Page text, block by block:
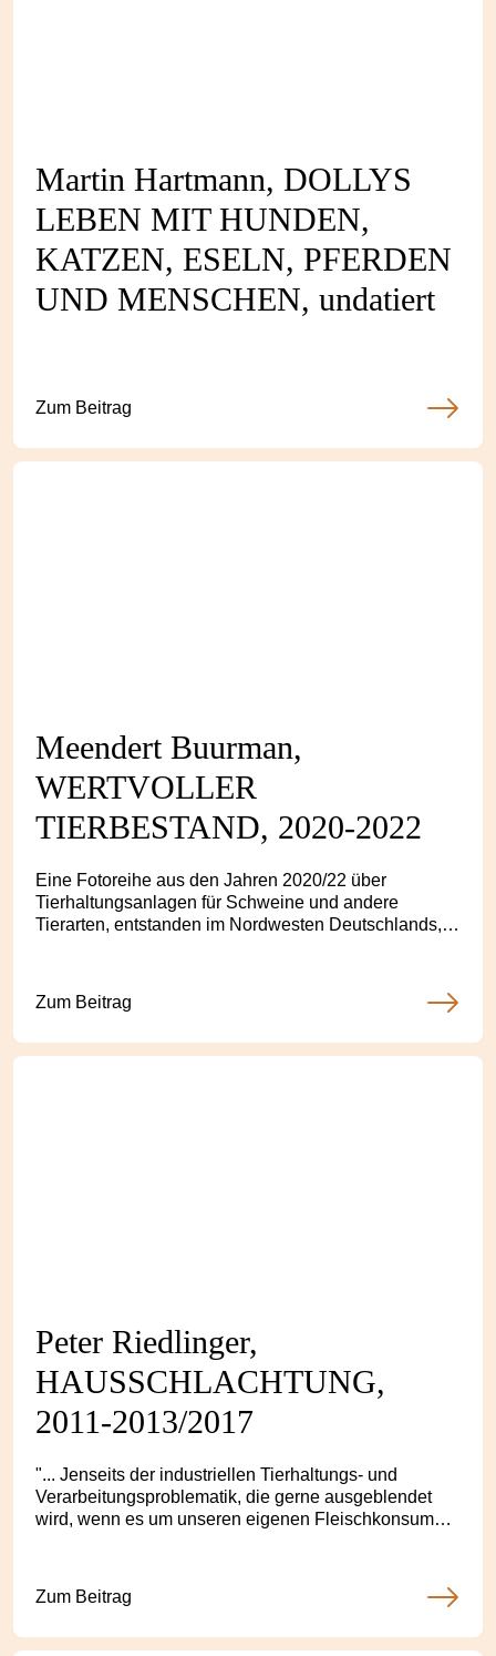
Martin Hartmann, DOLLYS
LEBEN MIT HUNDEN,
KATZEN, ESELN, PFERDEN
UND MENSCHEN, undatiert
Zum Beitrag
Meendert Buurman,
WERTVOLLER
TIERBESTAND, 2020-2022
Eine Fotoreihe aus den Jahren 2020/22 über
Tierhaltungsanlagen für Schweine und andere
Tierarten, entstanden im Nordwesten Deutschlands,
Zum Beitrag
Peter Riedlinger,
HAUSSCHLACHTUNG,
2011-2013/2017
"... Jenseits der industriellen Tierhaltungs- und
Verarbeitungsproblematik, die gerne ausgeblendet
wird, wenn es um unseren eigenen Fleischkonsum
Zum Beitrag